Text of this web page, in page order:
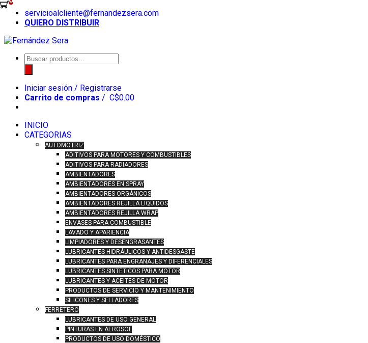
Skip
servicioalcliente@fernandezsera.com
QUIERO DISTRIBUIR
Búsqueda
de
productos
Iniciar sesión / Registrarse
Carrito de compras / C$0.00
INICIO
CATEGORIAS
AUTOMOTRIZ
ADITIVOS PARA MOTORES Y COMBUSTIBLES
ADITIVOS PARA RADIADORES
AMBIENTADORES
AMBIENTADORES EN SPRAY
AMBIENTADORES ORGÁNICOS
AMBIENTADORES REJILLA LÍQUIDOS
AMBIENTADORES REJILLA WRAP
ENVASES PARA COMBUSTIBLE
LAVADO Y APARIENCIA
LIMPIADORES Y DESENGRASANTES
LUBRICANTES HIDRÁULICOS Y ANTIDESGASTE
LUBRICANTES PARA ENGRANAJES Y DIFERENCIALES
LUBRICANTES SINTÉTICOS PARA MOTOR
LUBRICANTES Y ACEITES DE MOTOR
PRODUCTOS DE SERVICIO Y MANTENIMIENTO
SILICONES Y SELLADORES
FERRETERO
LUBRICANTES DE USO GENERAL
PINTURAS EN AEROSOL
PRODUCTOS DE USO DOMÉSTICO